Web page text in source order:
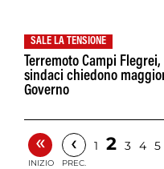
SALE LA TENSIONE
Terremoto Campi
sindaci chiedono
Governo
«
INIZIO
‹
PREC.
1 2 3 4 5